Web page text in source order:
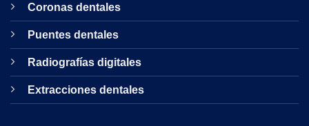
Coronas dentales
Puentes dentales
Radiografías digitales
Extracciones dentales